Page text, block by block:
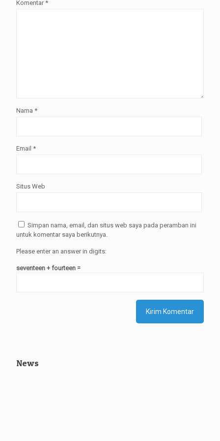
Komentar *
Nama *
Email *
Situs Web
Simpan nama, email, dan situs web saya pada peramban ini
untuk komentar saya berikutnya.
Please enter an answer in digits:
seventeen + fourteen =
News